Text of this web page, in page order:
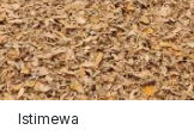
Istimewa